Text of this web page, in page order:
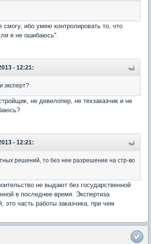
смогу, ибо умею контролировать то, что
я не ошибаюсь".
- 12:21:
эксперт?
не девелопер, не техзаказчик и не
- 12:21:
решений, то без нее разрешение на стр-во
не выдают без государственной
в последнее время. Экспертиза
это часть работы заказчика, при чем